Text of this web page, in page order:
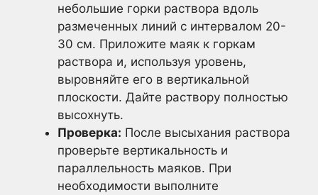
небольшие горки раствора вдоль
размеченных линий с интервалом 20-
30 см. Приложите маяк к горкам
раствора и, используя уровень,
выровняйте его в вертикальной
плоскости. Дайте раствору полностью
высохнуть.
Проверка: После высыхания раствора
проверьте вертикальность и
параллельность маяков. При
необходимости выполните